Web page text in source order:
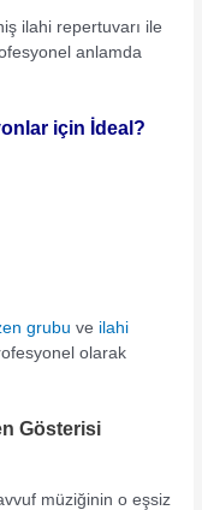
ilahi repertuvarı ile
anlamda
için İdeal?
grubu ve ilahi
olarak
Gösterisi
müziğinin o eşsiz